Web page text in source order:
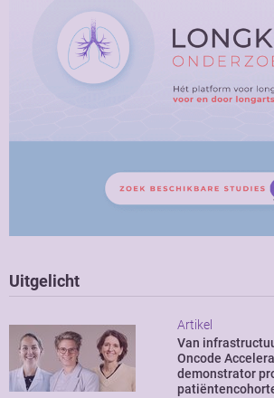
Uitgelicht
Artikel
Van
Oncode
demonstrator